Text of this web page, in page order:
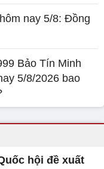
nay 5/8: Đồng
Bảo Tín Minh
5/8/2026 bao
hội đề xuất